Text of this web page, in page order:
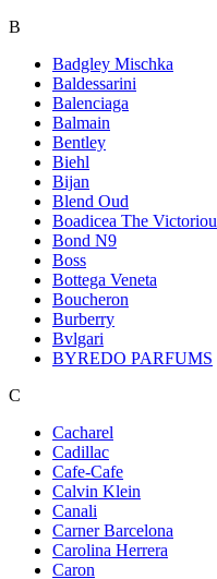
B
Badgley Mischka
Baldessarini
Balenciaga
Balmain
Bentley
Biehl
Bijan
Blend Oud
Boadicea The
Bond N9
Boss
Bottega Veneta
Boucheron
Burberry
Bvlgari
BYREDO PARFUMS
C
Cacharel
Cadillac
Cafe-Cafe
Calvin Klein
Canali
Carner Barcelona
Carolina Herrera
Caron